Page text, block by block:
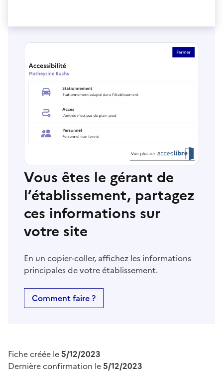
Vous êtes le gérant de
l’établissement, partagez
ces informations sur
votre site
En un copier-coller, affichez les informations
principales de votre établissement.
Comment faire ?
Fiche créée le5/12/2023
Dernière confirmation le5/12/2023